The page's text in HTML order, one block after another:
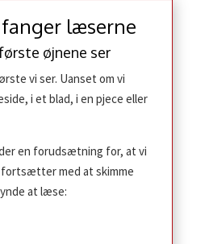
læserne
øjnene ser
vi ser. Uanset om vi
i et blad, i en pjece eller
en forudsætning for, at vi
med at skimme
at læse: